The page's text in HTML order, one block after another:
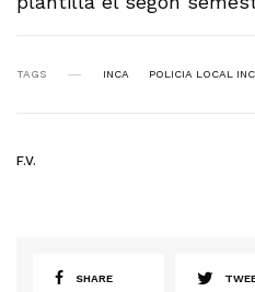
TAGS INCA POLICIA LOCAL
F.V.
SHARE